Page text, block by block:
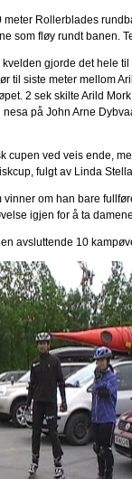
meter Rollerblades
som fløy rundt banen.
gjorde det hele
til siste meter mellom
2 sek skilte Arild
på John Arne
cupen ved veis ende,
fulgt av Linda
vinner om han bare
igjen for å ta
avsluttende 10